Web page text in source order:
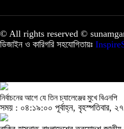
© All rights reserved ©
ডিজাইন ও কারিগরি সহযোগিতায়ঃ
নির্বাচনের আগে যে তিন চ্যালেঞ্জের মুখে বিএনপি
সময় : ০৪:১৯:০০ পূর্বাহ্ন, বৃহস্পতিবার,